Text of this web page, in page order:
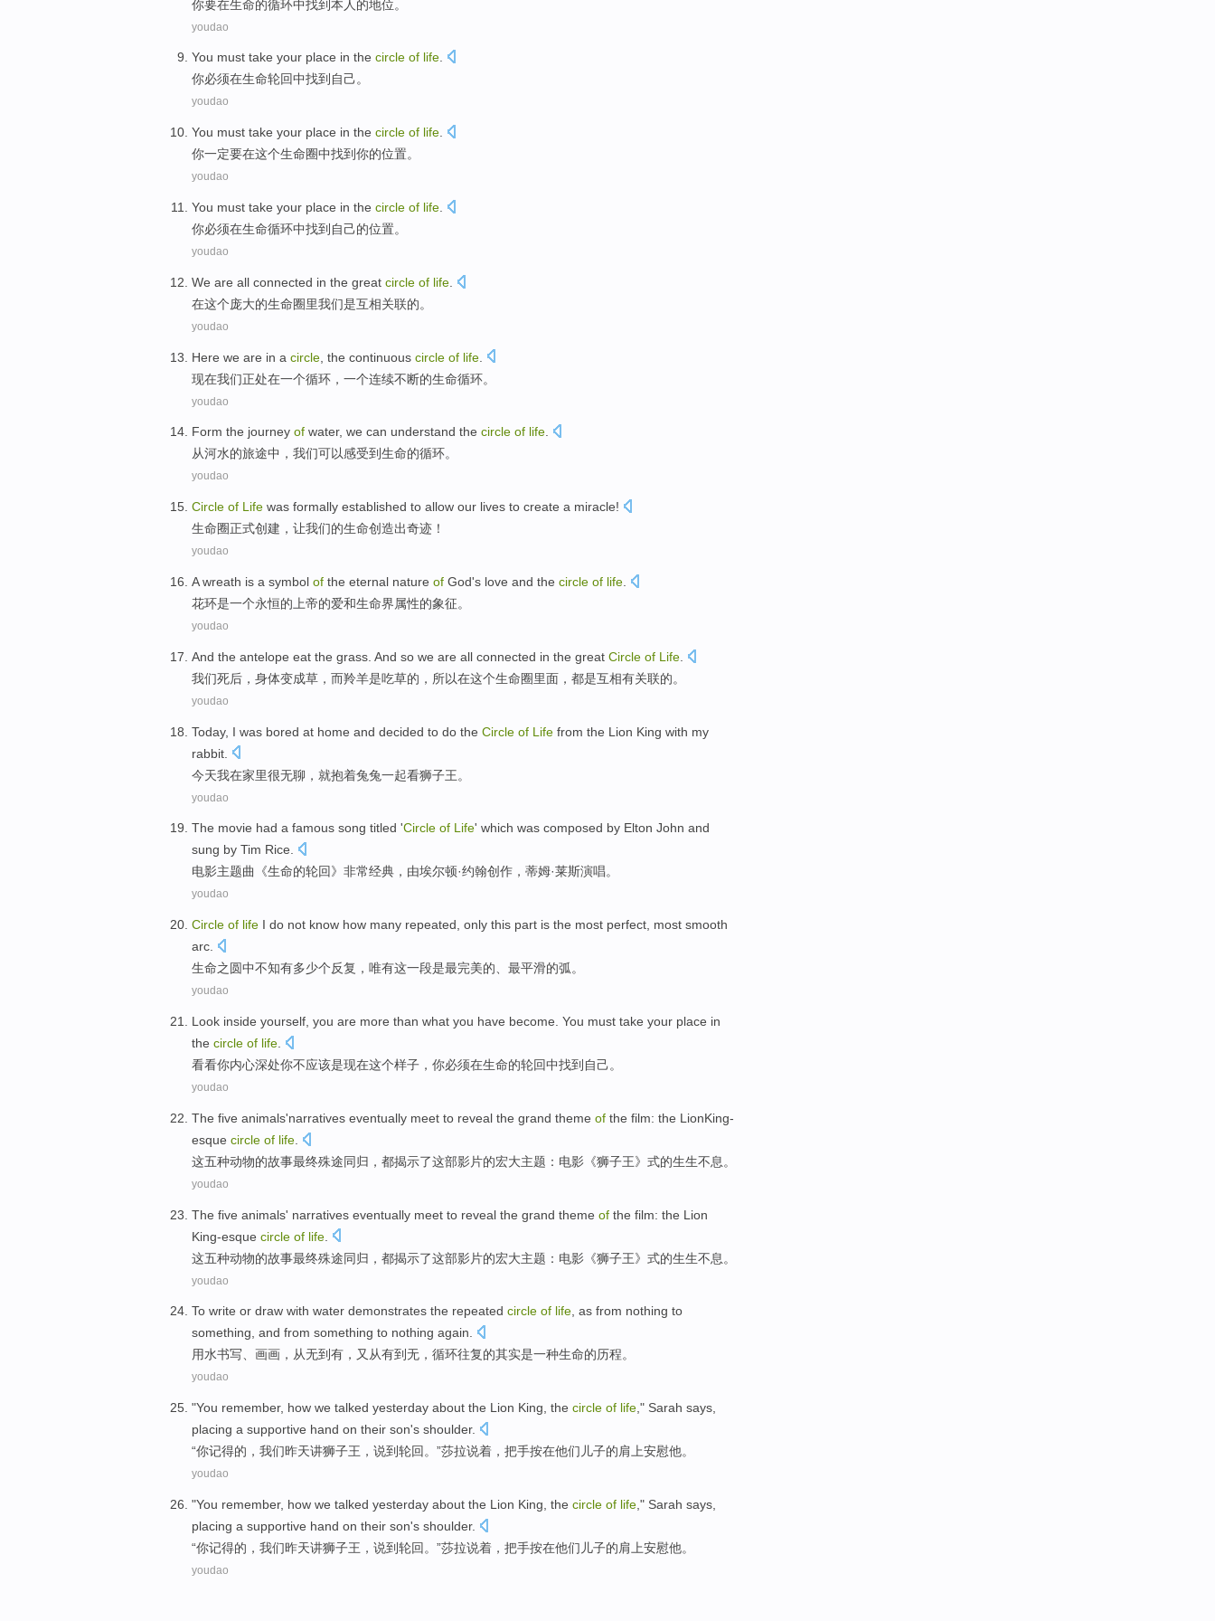
你要在生命的循环中找到本人 的地位。
youdao
You must take your place in the circle of life.
你必须在生命轮回中找到 自己。
youdao
You must take your place in the circle of life
你一定要在这个生命圈中找到你的位置。
youdao
You must take your place in the circle of life
你必须在生命循环中找到 自己的位置。
youdao
We are all connected in the great circle of life
在这个庞大的生命圈里我们是互相关联的。
youdao
Here we are in a circle , the continuous circle of life
现在我们正处在一个循环 ，一个连续不断的生命循环。
youdao
Form the journey of water, we can understand the circle of life.
从河水的旅途中， 我们可以感受到生命的循环。
youdao
Circle of Life was formally established to allow our lives to create a miracle!
生命圈正式创建 ， 让我们的生命创造出奇迹！
youdao
Awreath is a symbol of the eternal nature of God's love and the circle of life
花环是一个永恒的 上帝的爱和生命界属性的象征。
youdao
And the antelope eat the grass . And so we are all connected in the great Circle of Life
我们死后，身体变成草 ， 而羚羊是吃草的 ， 所以在这个生命圈里面 ， 都是互相有关联的。
youdao
Today, I was bored at home and decided to do the Circle of Life from the Lion King with my
rabbit
今天我在家里很无聊，就抱着兔兔一起看狮子王。
youdao
The movie had a famous song titled 'Circle of Life' which was composed by Elton John and
sung by Tim Rice.
电影主题曲 《生命的轮回》非常经典， 由埃尔顿·约翰创作，蒂姆·莱斯演唱。
youdao
Circle of life I do not know how many repeated only this part is the most perfect most smooth
arc
生命之圆中不知有多少个反复 ， 唯有这一段是最完美的 、最平滑的弧。
youdao
Look inside yourself, you are more than what you have become. You must take your place in
the circle of life
看看你内心深处你不应该是现在这个样子 ，你必须在生命的轮回中找到自己。
youdao
The five animals'narratives eventually meet to reveal the grand theme of the film: the LionKing-
esque circle of life
这五种动物的故事最终殊途同归 ，都揭示了这部影片的宏大主题 ：电影《狮子王》式的生生不息。
youdao
The five animals' narratives eventually meet to reveal the grand theme of the film: the Lion
King-esque circle of life
这五种动物的故事最终殊途同归，都揭示了这部影片的宏大主题 ：电影《狮子王》式的生生不息。
youdao
To write or draw with water demonstrates the repeated circle of life, as from nothing to
something, and from something to nothing again.
用水书写、 画画 ，从无到有，又从有到无 ， 循环往复的其实是一种生命的历程。
youdao
"You remember, how we talked yesterday about the Lion King, the circle of life ," Sarah says
placing a supportive hand on their son's shoulder.
“你记得的， 我们昨天讲狮子王 ，说到轮回 。”莎拉说着， 把手按在他们 儿子的肩上安慰他。
youdao
"You remember, how we talked yesterday about the Lion King, the circle of life ," Sarah says
placing a supportive hand on their son's shoulder.
“你记得的， 我们昨天讲狮子王 ，说到轮回 。”莎拉说着， 把手按在他们 儿子的肩上安慰他。
youdao